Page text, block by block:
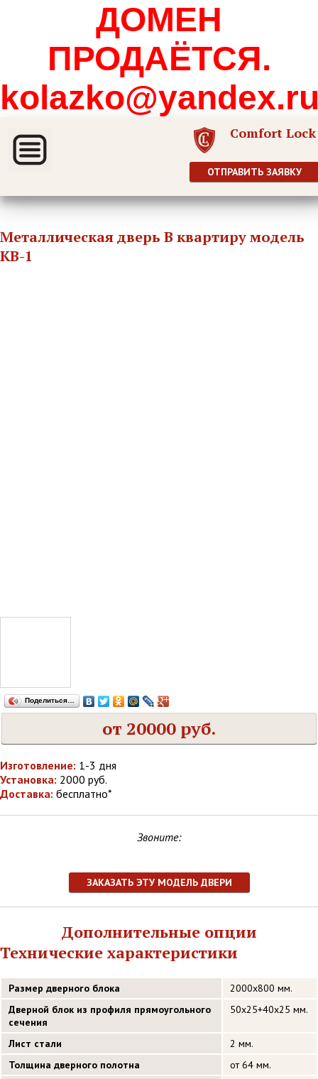
ДОМЕН
ПРОДАЁТСЯ.
Comfort Lock
ОТПРАВИТЬ ЗАЯВКУ
Металлическая дверь В квартиру модель
КВ-1
Поделиться…
от 20000 руб.
Изготовление: 1-3 дня
Установка: 2000 руб.
Доставка: бесплатно*
Звоните:
ЗАКАЗАТЬ ЭТУ МОДЕЛЬ ДВЕРИ
Дополнительные опции
Технические характеристики
Размер дверного блока
2000х800 мм.
Дверной блок из профиля прямоугольного
сечения
50х25+40х25 мм.
Лист стали
2 мм.
Толщина дверного полотна
от 64 мм.